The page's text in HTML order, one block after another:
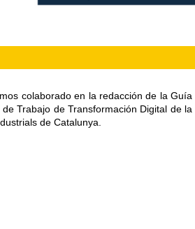
colaborado en la redacción de la
de Trabajo de Transformación Digital de
de Catalunya.